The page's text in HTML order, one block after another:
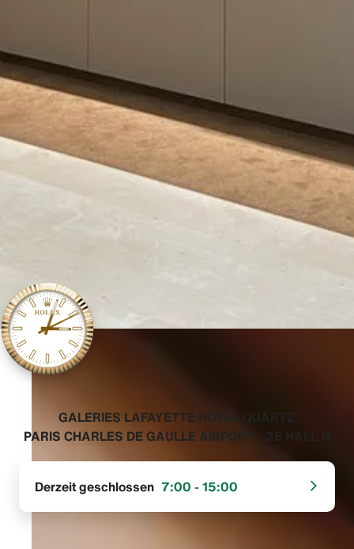
‭GALERIES LAFAYETTE ROYAL QUARTZ
PARIS CHARLES DE GAULLE AIRPORT - 2E HALL M‬
Derzeit geschlossen 7:00 - 15:00